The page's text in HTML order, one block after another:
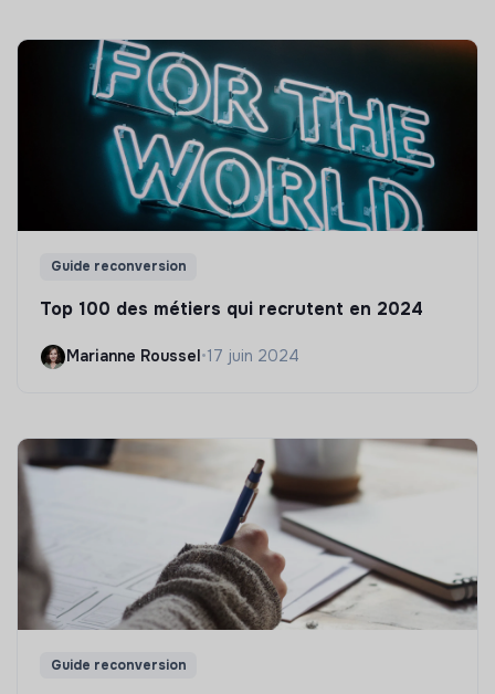
Guide reconversion
Top 100 des métiers qui recrutent en 2024
Marianne Roussel•17 juin 2024
Guide reconversion